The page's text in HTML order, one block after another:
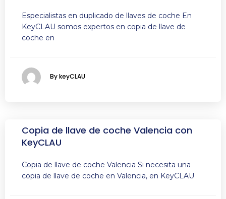
Especialistas en duplicado de llaves de coche En
KeyCLAU somos expertos en copia de llave de
coche en
By keyCLAU
Copia de llave de coche Valencia con
KeyCLAU
Copia de llave de coche Valencia Si necesita una
copia de llave de coche en Valencia, en KeyCLAU